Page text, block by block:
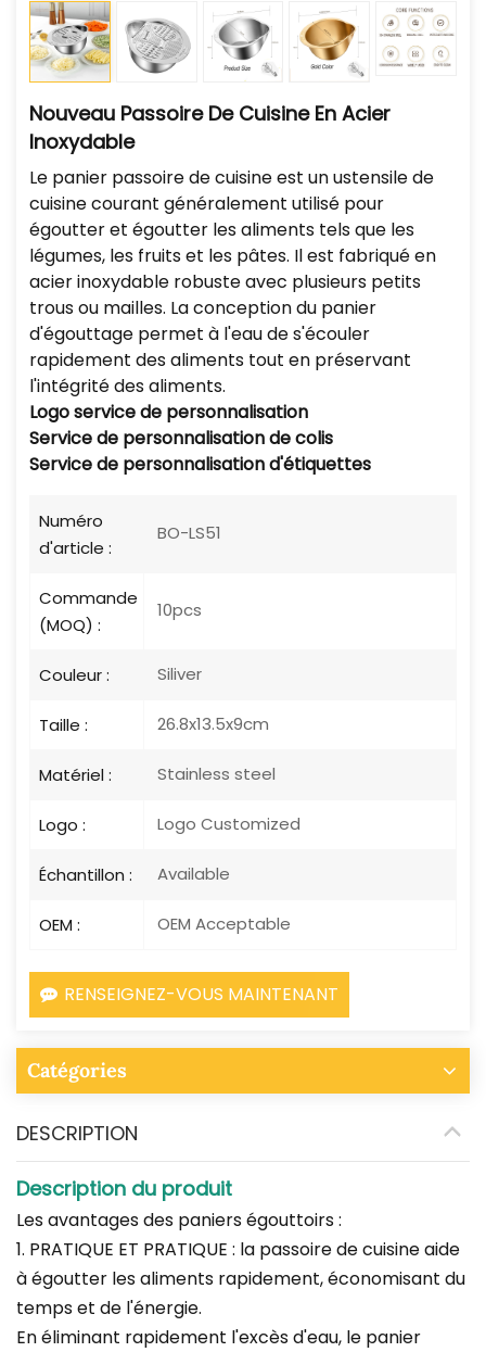
Nouveau Passoire De Cuisine En Acier
Inoxydable
Le panier passoire de cuisine est un ustensile de
cuisine courant généralement utilisé pour
égoutter et égoutter les aliments tels que les
légumes, les fruits et les pâtes. Il est fabriqué en
acier inoxydable robuste avec plusieurs petits
trous ou mailles. La conception du panier
d'égouttage permet à l'eau de s'écouler
rapidement des aliments tout en préservant
l'intégrité des aliments.
Logoservice de personnalisation
Service de personnalisation de colis
Service de personnalisation d'étiquettes
Numéro
d'article :
BO-LS51
Commande
(MOQ) :
10pcs
Couleur : Siliver
Taille : 26.8x13.5x9cm
Matériel : Stainless steel
Logo : Logo Customized
Échantillon : Available
OEM : OEM Acceptable
RENSEIGNEZ-VOUS MAINTENANT
Catégories
DESCRIPTION
Description du produit
Les avantages des paniers égouttoirs :
1. PRATIQUE ET PRATIQUE : la passoire de cuisine aide
à égoutter les aliments rapidement, économisant du
temps et de l'énergie.
En éliminant rapidement l'excès d'eau, le panier